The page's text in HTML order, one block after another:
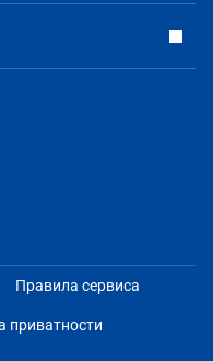
Правила сервиса
приватности